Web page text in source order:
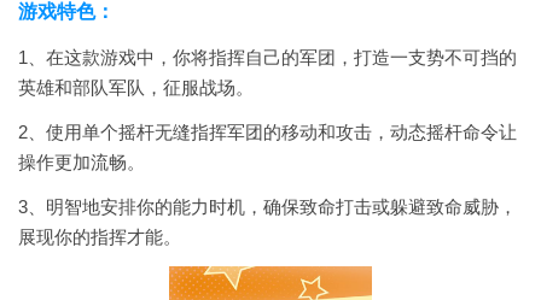
游戏特色：
1、在这款游戏中，你将指挥自己的军团，打造一支势不可挡的
英雄和部队军队，征服战场。
2、使用单个摇杆无缝指挥军团的移动和攻击，动态摇杆命令让
操作更加流畅。
3、明智地安排你的能力时机，确保致命打击或躲避致命威胁，
展现你的指挥才能。